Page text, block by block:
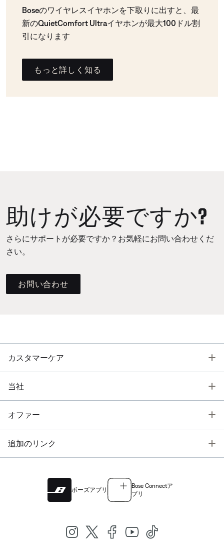
Boseのワイヤレスイヤホンを下取りに出すと、最
新のQuietComfort Ultraイヤホンが最大100ドル割
引になります
もっと詳しく知る
助けが必要ですか?
さらにサポートが必要ですか？お気軽にお問い合わせくだ
さい。
お問い合わせ
カスタマーケア
当社
オファー
追加のリンク
ボーズアプリ
Bose Connectア
プリ